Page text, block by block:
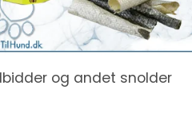
og andet snolder